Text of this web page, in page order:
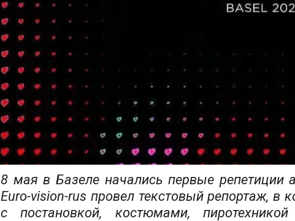
8 мая в Базеле начались первые репетиции
Euro-vision-rus провел текстовый репортаж, в
с постановкой, костюмами,